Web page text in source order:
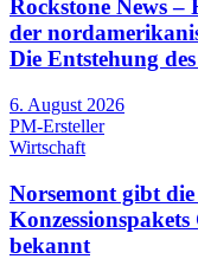
Rockstone News –
der
Die Entstehung
6. August 2026
PM-Ersteller
Wirtschaft
Norsemont gibt
bekannt